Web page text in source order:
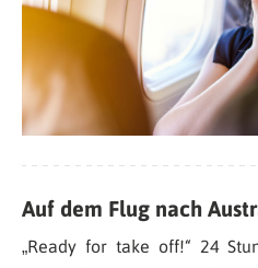
Auf dem Flug nach
„Ready for take off!“ 24